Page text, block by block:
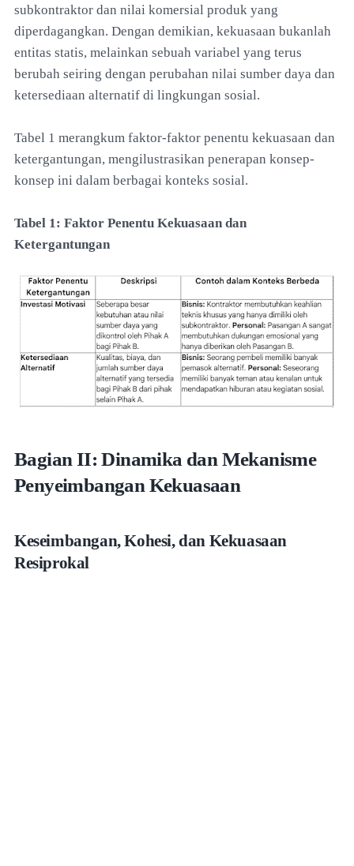
subkontraktor dan nilai komersial produk yang
diperdagangkan. Dengan demikian, kekuasaan bukanlah
entitas statis, melainkan sebuah variabel yang terus
berubah seiring dengan perubahan nilai sumber daya dan
ketersediaan alternatif di lingkungan sosial.
Tabel 1 merangkum faktor-faktor penentu kekuasaan dan
ketergantungan, mengilustrasikan penerapan konsep-
konsep ini dalam berbagai konteks sosial.
Tabel 1: Faktor Penentu Kekuasaan dan
Ketergantungan
Bagian II: Dinamika dan Mekanisme
Penyeimbangan Kekuasaan
Keseimbangan, Kohesi, dan Kekuasaan
Resiprokal